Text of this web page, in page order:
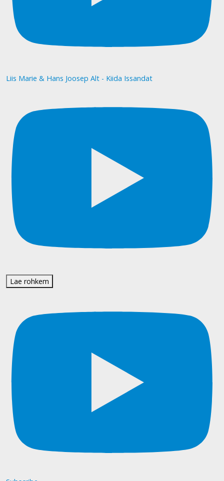
Liis Marie & Hans Joosep Alt - Kiida Issandat
Lae rohkem